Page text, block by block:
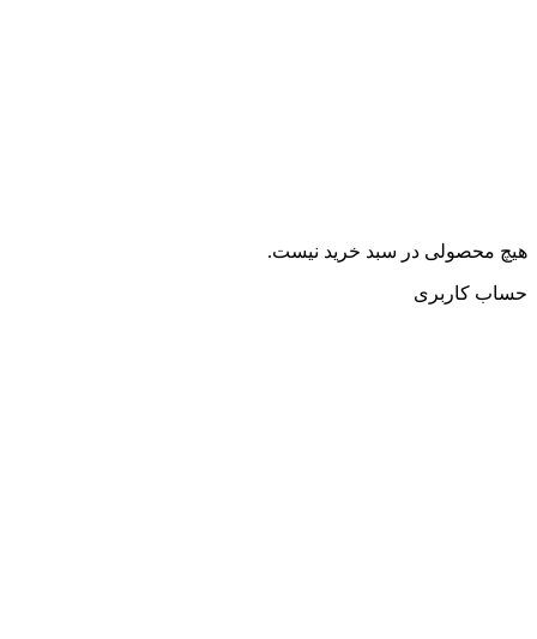
هیچ محصولی در سبد خرید نیست.
حساب کاربری